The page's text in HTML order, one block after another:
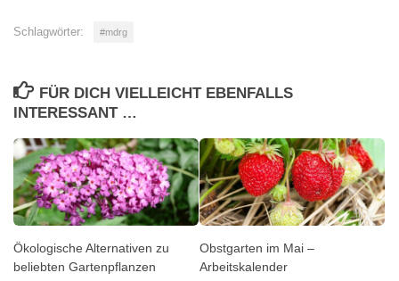
Schlagwörter: #mdrg
FÜR DICH VIELLEICHT EBENFALLS
INTERESSANT …
Ökologische Alternativen zu
beliebten Gartenpflanzen
Obstgarten im Mai –
Arbeitskalender